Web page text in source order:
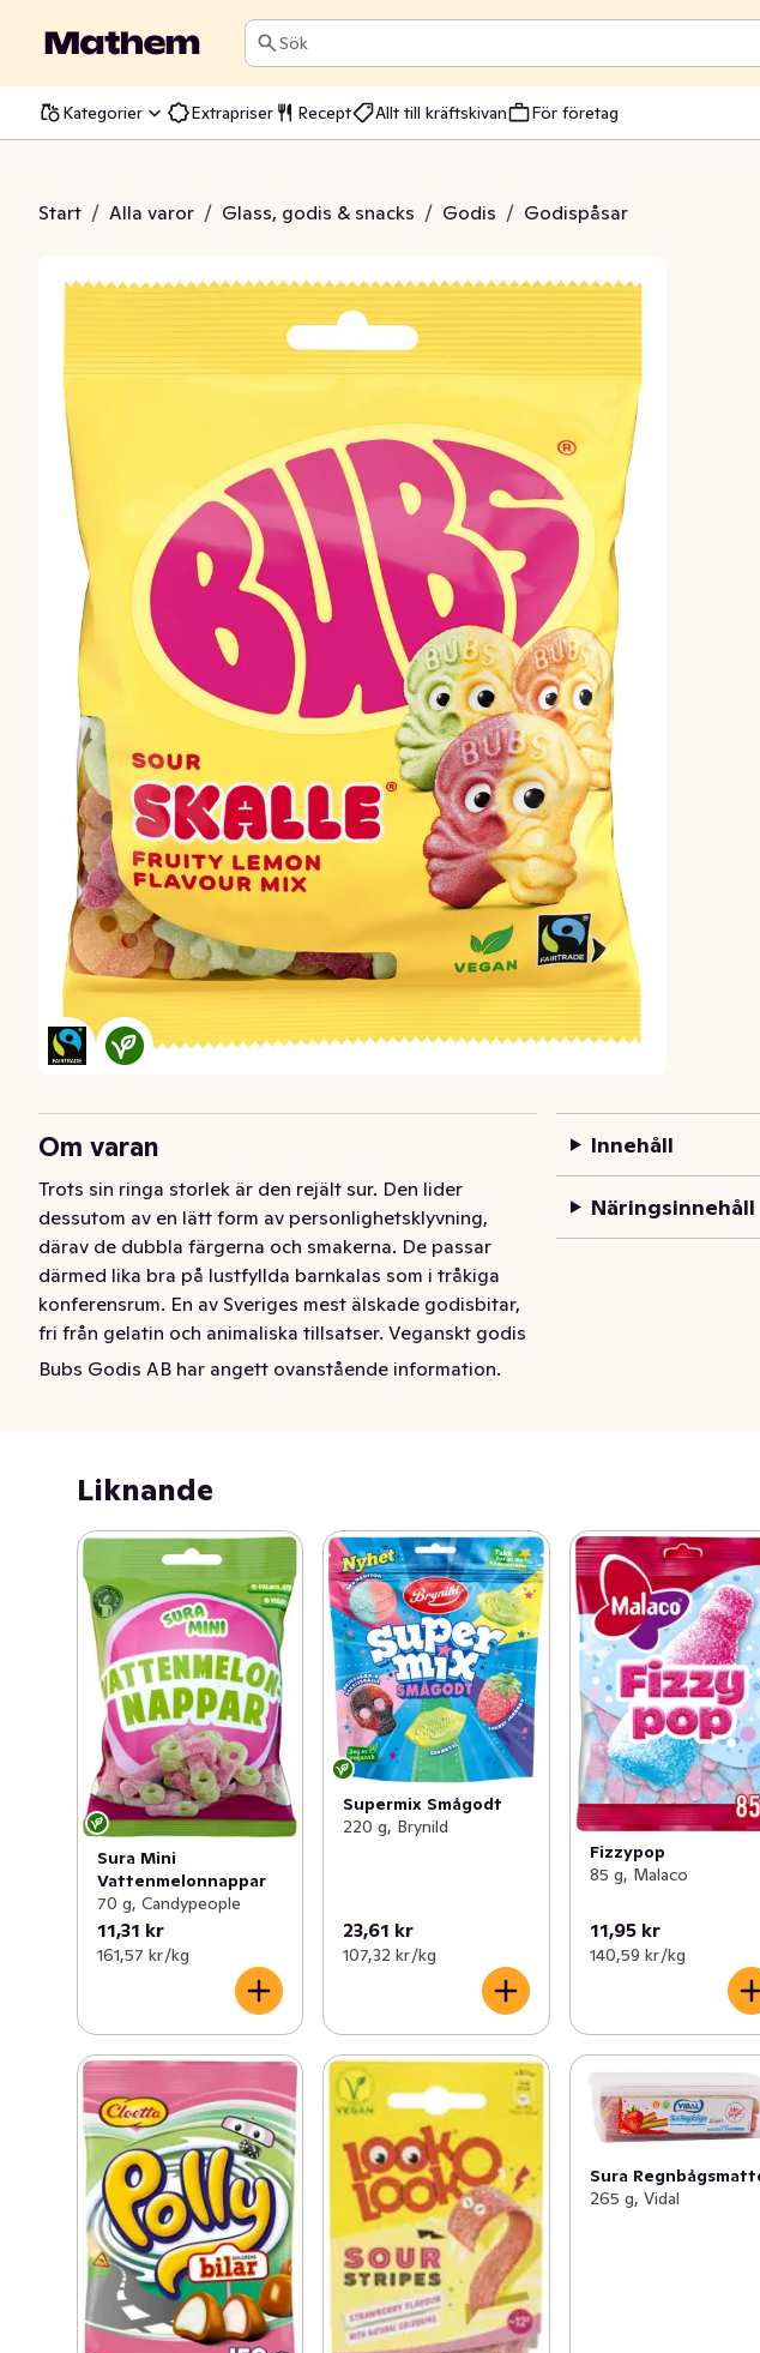
Sök
Kategorier Extrapriser Recept Allt till kräftskivan För företag
Start / Alla varor / Glass, godis & snacks / Godis / Godispåsar
Skalle
Om varan
Trots sin ringa storlek är den rejält sur. Den lider
dessutom av en lätt form av personlighetsklyvning,
därav de dubbla färgerna och smakerna. De passar
därmed lika bra på lustfyllda barnkalas som i tråkiga
konferensrum. En av Sveriges mest älskade godisbitar,
fri från gelatin och animaliska tillsatser. Veganskt godis
när det är som bäst!
Bubs Godis AB har angett ovanstående information.
Innehåll
Näringsinnehåll
Liknande
Sura Mini
Vattenmelonnappar
70 g, Candypeople
11,31 kr
161,57 kr /kg
Supermix Smågodt
220 g, Brynild
23,61 kr
107,32 kr /kg
Fizzypop
85 g, Malaco
11,95 kr
140,59 kr /kg
Sura
265 g, Vidal